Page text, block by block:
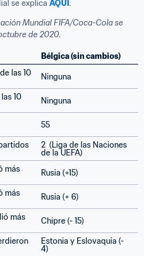
se explica AQUÍ .
Mundial FIFA/Coca-Cola se
de 2020.
Bélgica (sin cambios)
las 10
Ninguna
10
Ninguna
55
2  (Liga de las Naciones
de la UEFA)
más
Rusia (+15)
más
Rusia (+ 6)
más
Chipre (- 15)
Estonia y Eslovaquia (-
4)